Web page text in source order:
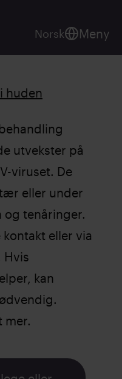
Norsk Meny
huden
utvekster på
viruset. De
eller under
og tenåringer.
eller via
Hvis
kan
mer.